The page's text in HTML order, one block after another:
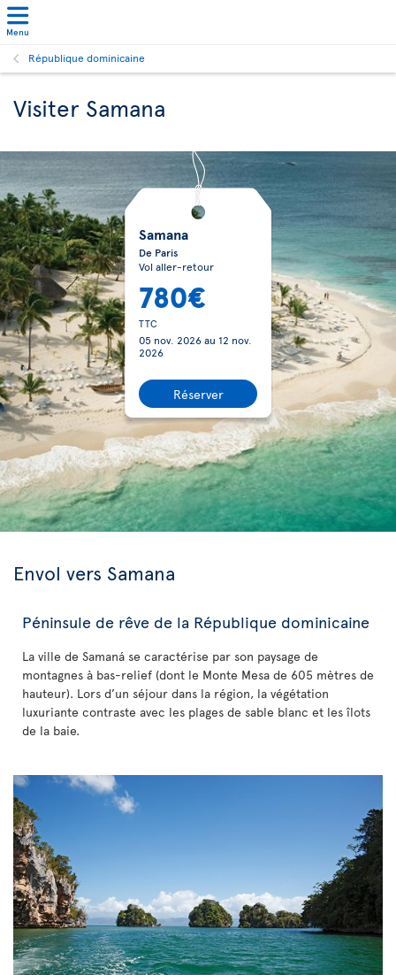
Menu
République dominicaine
Visiter Samana
Samana
De Paris
Vol aller-retour
780€
TTC
05 nov. 2026au 12 nov.
2026
Réserver
Envol vers Samana
Péninsule de rêve de la République dominicaine
La ville de Samaná se caractérise par son paysage de
montagnes à bas-relief (dont le Monte Mesa de 605 mètres de
hauteur). Lors d’un séjour dans la région, la végétation
luxuriante contraste avec les plages de sable blanc et les îlots
de la baie.